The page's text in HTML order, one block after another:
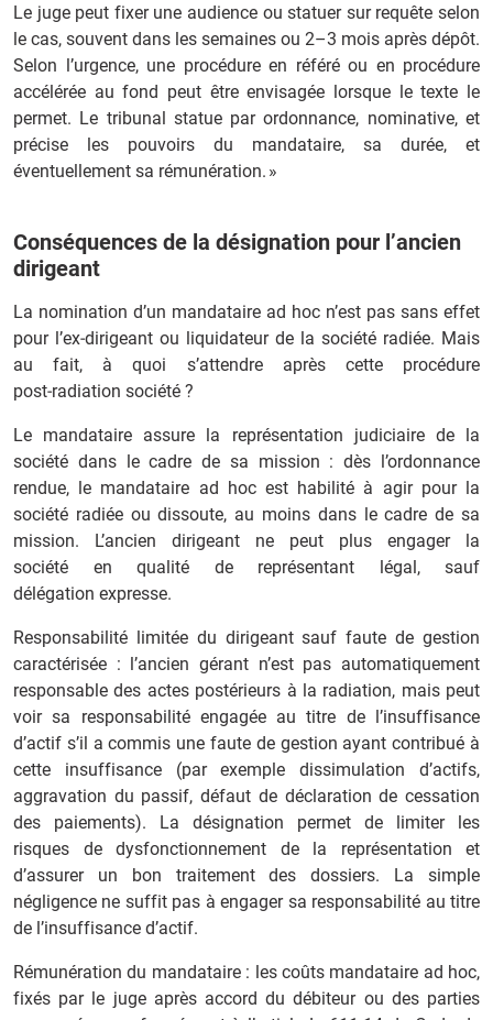
Le juge peut fixer une audience ou statuer sur requête selon
le cas, souvent dans les semaines ou 2–3 mois après dépôt.
Selon l’urgence, une procédure en référé ou en procédure
accélérée au fond peut être envisagée lorsque le texte le
permet. Le tribunal statue par ordonnance, nominative, et
précise les pouvoirs du mandataire, sa durée, et
éventuellement sa rémunération. »
Conséquences de la désignation pour l’ancien
dirigeant
La nomination d’un mandataire ad hoc n’est pas sans effet
pour l’ex‑dirigeant ou liquidateur de la société radiée. Mais
au fait, à quoi s’attendre après cette procédure
post‑radiation société ?
Le mandataire assure la représentation judiciaire de la
société dans le cadre de sa mission : dès l’ordonnance
rendue, le mandataire ad hoc est habilité à agir pour la
société radiée ou dissoute, au moins dans le cadre de sa
mission. L’ancien dirigeant ne peut plus engager la
société en qualité de représentant légal, sauf
délégation expresse.
Responsabilité limitée du dirigeant sauf faute de gestion
caractérisée : l’ancien gérant n’est pas automatiquement
responsable des actes postérieurs à la radiation, mais peut
voir sa responsabilité engagée au titre de l’insuffisance
d’actif s’il a commis une faute de gestion ayant contribué à
cette insuffisance (par exemple dissimulation d’actifs,
aggravation du passif, défaut de déclaration de cessation
des paiements). La désignation permet de limiter les
risques de dysfonctionnement de la représentation et
d’assurer un bon traitement des dossiers. La simple
négligence ne suffit pas à engager sa responsabilité au titre
de l’insuffisance d’actif.
Rémunération du mandataire : les coûts mandataire ad hoc,
fixés par le juge après accord du débiteur ou des parties